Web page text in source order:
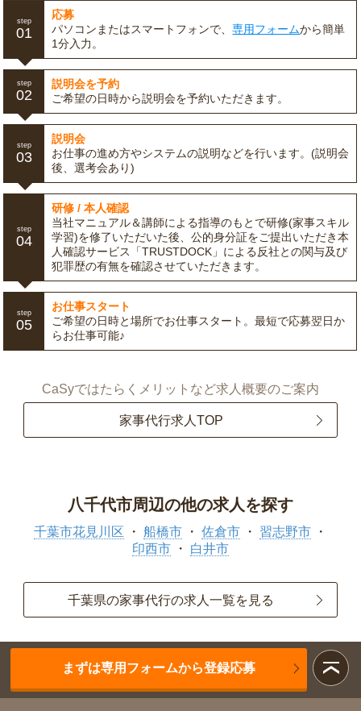
step
01
応募
パソコンまたはスマートフォンで、専用フォームから簡単
1分入力。
step
02
説明会を予約
ご希望の日時から説明会を予約いただきます。
step
03
説明会
お仕事の進め方やシステムの説明などを行います。(説明会
後、選考会あり)
step
04
研修 / 本人確認
当社マニュアル＆講師による指導のもとで研修(家事スキル
学習)を修了いただいた後、公的身分証をご提出いただき本
人確認サービス「TRUSTDOCK」による反社との関与及び
犯罪歴の有無を確認させていただきます。
step
05
お仕事スタート
ご希望の日時と場所でお仕事スタート。最短で応募翌日か
らお仕事可能♪
CaSyではたらくメリットなど求人概要のご案内
家事代行求人TOP
八千代市周辺の他の求人を探す
千葉市花見川区 船橋市 佐倉市
習志野市
印西市
白井市
千葉県の家事代行の求人一覧を見る
まずは専用フォームから登録応募